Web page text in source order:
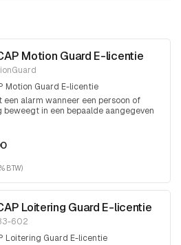
Motion Guard E-licentie
Motion Guard E-licentie
een alarm wanneer een persoon of
beweegt in een bepaalde aangegeven
BTW)
Loitering Guard E-licentie
602
Loitering Guard E-licentie